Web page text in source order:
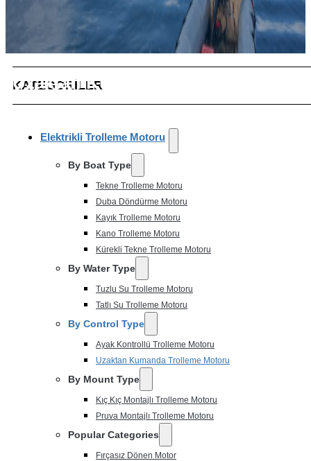
Uzaktan Kumanda Trolleme
KATEGORİLER
Elektrikli Trolleme Motoru
By Boat Type
Tekne Trolleme Motoru
Duba Döndürme Motoru
Kayık Trolleme Motoru
Kano Trolleme Motoru
Kürekli Tekne Trolleme Motoru
By Water Type
Tuzlu Su Trolleme Motoru
Tatlı Su Trolleme Motoru
By Control Type
Ayak Kontrollü Trolleme Motoru
Uzaktan Kumanda Trolleme Motoru
By Mount Type
Kıç Kıç Montajlı Trolleme Motoru
Pruva Montajlı Trolleme Motoru
Popular Categories
Fırçasız Dönen Motor